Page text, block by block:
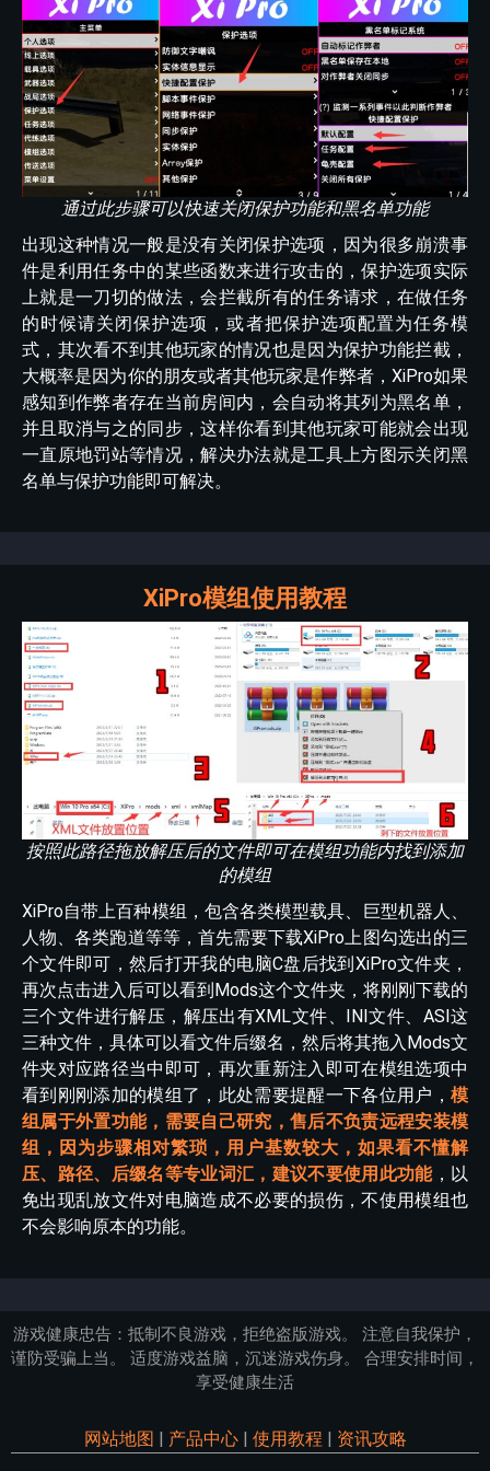
通过此步骤可以快速关闭保护功能和黑名单功能
出现这种情况一般是没有关闭保护选项，因为很多崩溃事
件是利用任务中的某些函数来进行攻击的，保护选项实际
上就是一刀切的做法，会拦截所有的任务请求，在做任务
的时候请关闭保护选项，或者把保护选项配置为任务模
式，其次看不到其他玩家的情况也是因为保护功能拦截，
大概率是因为你的朋友或者其他玩家是作弊者，XiPro如果
感知到作弊者存在当前房间内，会自动将其列为黑名单，
并且取消与之的同步，这样你看到其他玩家可能就会出现
一直原地罚站等情况，解决办法就是工具上方图示关闭黑
名单与保护功能即可解决。
XiPro模组使用教程
按照此路径拖放解压后的文件即可在模组功能内找到添加
的模组
XiPro自带上百种模组，包含各类模型载具、巨型机器人、
人物、各类跑道等等，首先需要下载XiPro上图勾选出的三
个文件即可，然后打开我的电脑C盘后找到XiPro文件夹，
再次点击进入后可以看到Mods这个文件夹，将刚刚下载的
三个文件进行解压，解压出有XML文件、INI文件、ASI这
三种文件，具体可以看文件后缀名，然后将其拖入Mods文
件夹对应路径当中即可，再次重新注入即可在模组选项中
看到刚刚添加的模组了，此处需要提醒一下各位用户， 模
组属于外置功能，需要自己研究，售后不负责远程安装模
组，因为步骤相对繁琐，用户基数较大，如果看不懂解
压、路径、后缀名等专业词汇，建议不要使用此功能，以
免出现乱放文件对电脑造成不必要的损伤，不使用模组也
不会影响原本的功能。
游戏健康忠告：抵制不良游戏，拒绝盗版游戏。 注意自我保护，
谨防受骗上当。 适度游戏益脑，沉迷游戏伤身。 合理安排时间，
享受健康生活
网站地图 | 产品中心| 使用教程 | 资讯攻略